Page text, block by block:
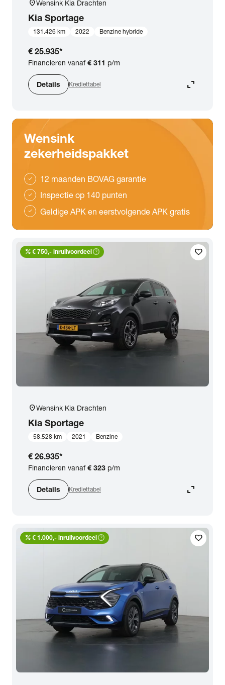
location_onWensink Kia Drachten
Kia Sportage
131.426 km 2022 Benzine hybride
€ 25.935*
Financieren vanaf€ 311 p/m
Details Krediettabel expand_content
Wensink
zekerheidspakket
check 12 maanden BOVAG garantie
check Inspectie op 140 punten
check Geldige APK en eerstvolgende APK gratis
favorite
percent € 750,- inruilvoordeelhelp_outline
location_onWensink Kia Drachten
Kia Sportage
58.528 km 2021 Benzine
€ 26.935*
Financieren vanaf€ 323 p/m
Details Krediettabel expand_content
favorite
percent € 1.000,- inruilvoordeelhelp_outline